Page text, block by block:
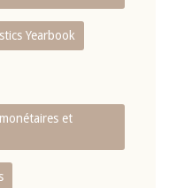
Yearbook
et